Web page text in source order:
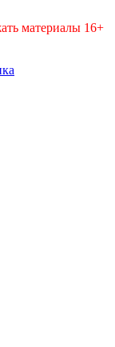
материалы 16+